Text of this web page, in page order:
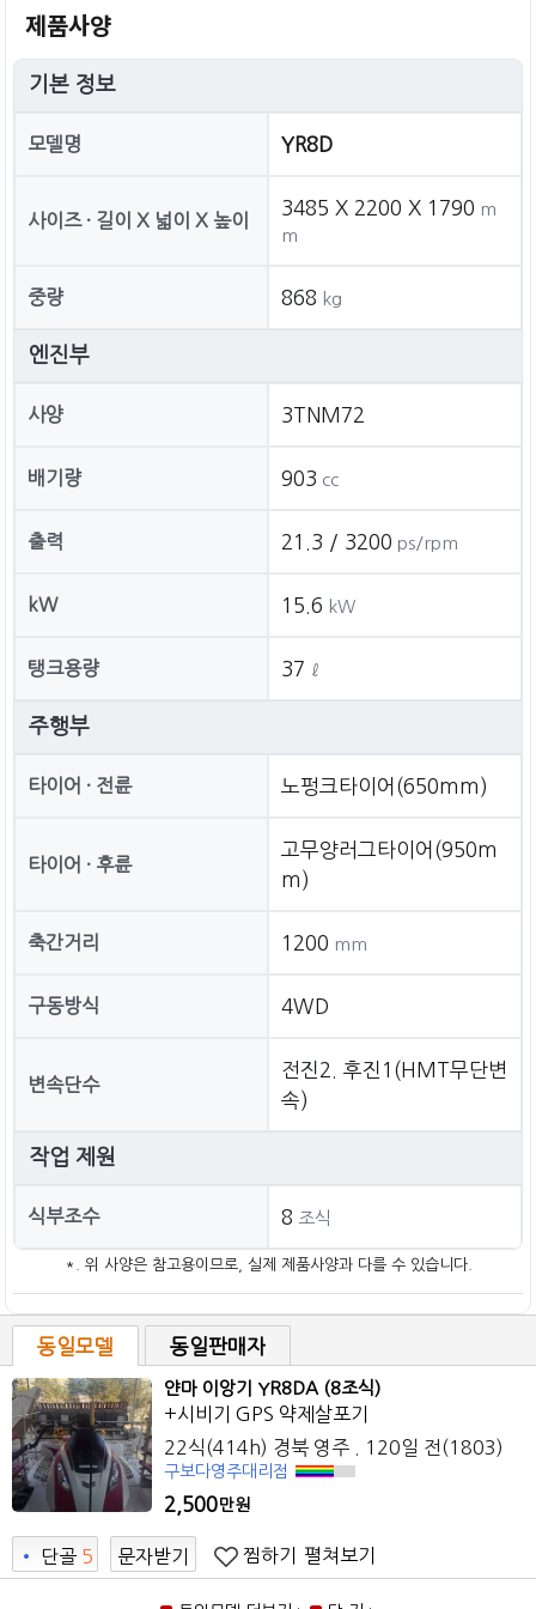
제품사양
기본 정보
모델명 YR8D
사이즈 · 길이 X 넓이 X 높이
3485 X 2200 X 1790 m
m
중량 868 kg
엔진부
사양 3TNM72
배기량 903 cc
출력 21.3 / 3200 ps/rpm
kW 15.6 kW
탱크용량 37 ℓ
주행부
타이어 · 전륜 노펑크타이어(650mm)
타이어 · 후륜
고무양러그타이어(950m
m)
축간거리 1200 mm
구동방식 4WD
변속단수
전진2. 후진1(HMT무단변
속)
작업 제원
식부조수 8 조식
*. 위 사양은 참고용이므로, 실제 제품사양과 다를 수 있습니다.
동일모델 동일판매자
얀마 이앙기 YR8DA (8조식)
+시비기 GPS 약제살포기
22식(414h) 경북 영주 . 120일 전(1803)
구보다영주대리점
2,500만원
• 단골 5 문자받기 찜하기 펼쳐보기